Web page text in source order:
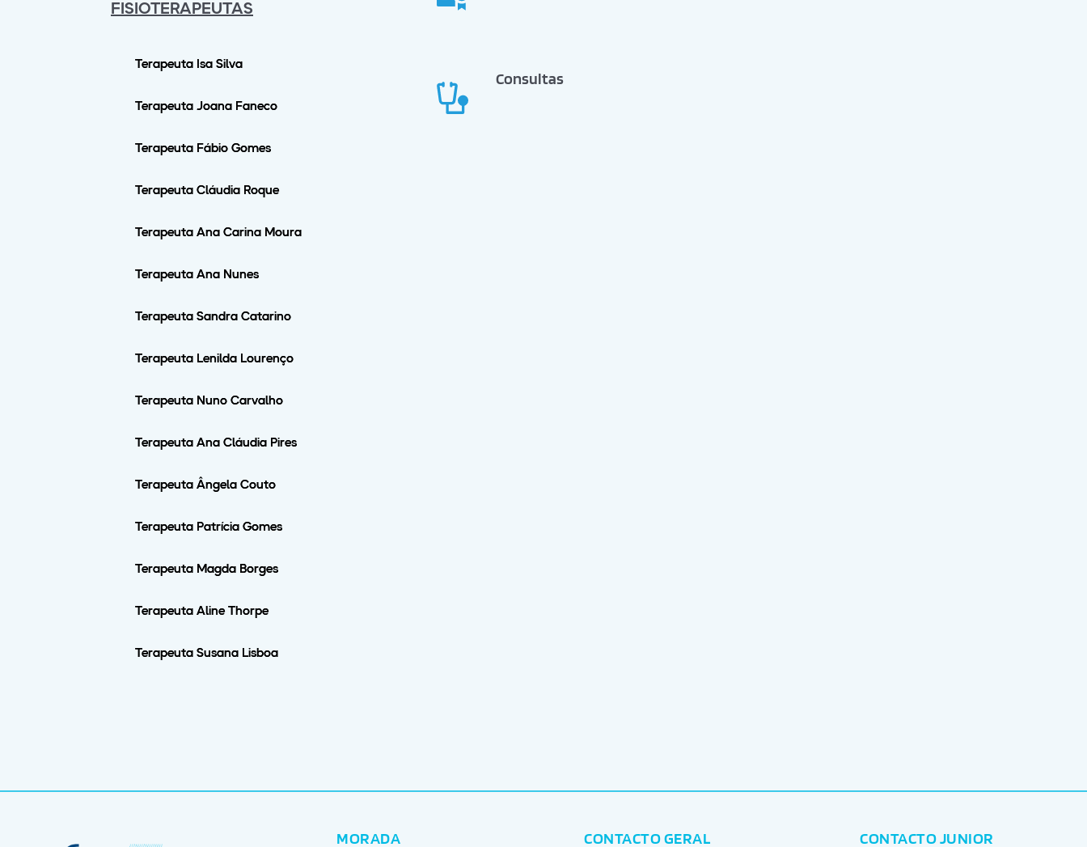
FISIOTERAPEUTAS
Terapeuta Isa Silva
Terapeuta Joana Faneco
Terapeuta Fábio Gomes
Terapeuta Cláudia Roque
Terapeuta Ana Carina Moura
Terapeuta Ana Nunes
Terapeuta Sandra Catarino
Terapeuta Lenilda Lourenço
Terapeuta Nuno Carvalho
Terapeuta Ana Cláudia Pires
Terapeuta Ângela Couto
Terapeuta Patrícia Gomes
Terapeuta Magda Borges
Terapeuta Aline Thorpe
Terapeuta Susana Lisboa
Consultas
MORADA CONTACTO GERAL CONTACTO JUNIOR